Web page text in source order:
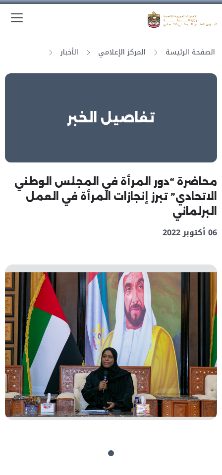
الصفحة الرئيسة المركز الإعلامي الأخبار
تفاصيل الخبر
محاضرة “دور المرأة في المجلس الوطني
الاتحادي” تبرز إنجازات المرأة في العمل
البرلماني
06 أكتوبر 2022